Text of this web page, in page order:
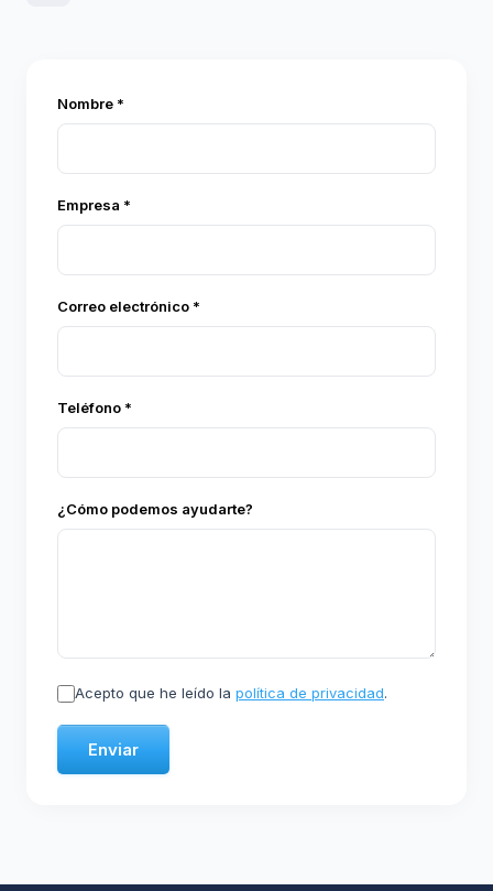
Nombre *
Empresa *
Correo electrónico *
Teléfono *
¿Cómo podemos ayudarte?
Acepto que he leído la política de privacidad.
Enviar